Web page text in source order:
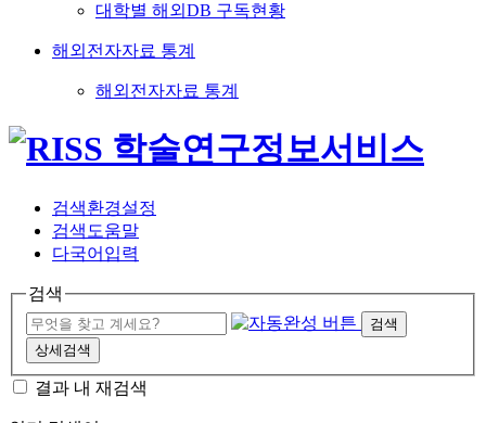
대학별 해외DB 구독현황
해외전자자료 통계
해외전자자료 통계
검색환경설정
검색도움말
다국어입력
검색
검색
상세검색
결과 내 재검색